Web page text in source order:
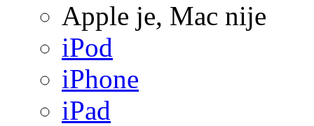
Apple je, Mac nije
iPod
iPhone
iPad